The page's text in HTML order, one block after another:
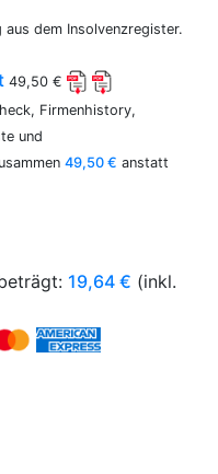
dem Insolvenzregister.
49,50 €
Firmenhistory,
und
49,50 € anstatt
19,64 € (inkl.